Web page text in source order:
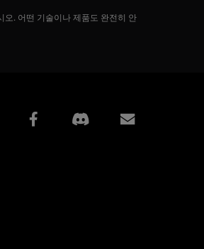
. 어떤 기술이나 제품도 완전히 안
Facebook